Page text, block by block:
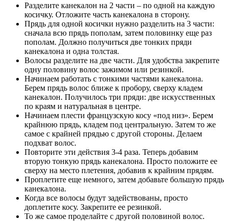
Разделите канекалон на 2 части – по одной на каждую
косичку. Отложите часть канекалона в сторону.
Прядь для одной косички нужно разделить на 3 части:
сначала всю прядь пополам, затем половинку еще раз
пополам. Должно получиться две тонких пряди
канекалона и одна толстая.
Волосы разделите на две части. Для удобства закрепите
одну половину волос зажимом или резинкой.
Начинаем работать с тонкими частями канекалона.
Берем прядь волос ближе к пробору, сверху кладем
канекалон. Получилось три пряди: две искусственных
по краям и натуральная в центре.
Начинаем плести французскую косу «под низ». Берем
крайнюю прядь, кладем под центральную. Затем то же
самое с крайней прядью с другой стороны. Делаем
подхват волос.
Повторите эти действия 3-4 раза. Теперь добавим
вторую тонкую прядь канекалона. Просто положите ее
сверху на место плетения, добавив к крайним прядям.
Проплетите еще немного, затем добавьте большую прядь
канекалона.
Когда все волосы будут задействованы, просто
доплетите косу. Закрепите ее резинкой.
То же самое проделайте с другой половиной волос.